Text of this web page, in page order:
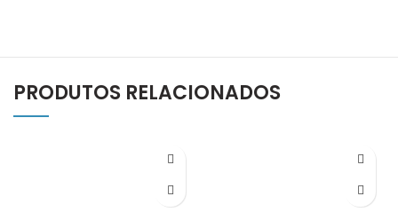
PRODUTOS RELACIONADOS